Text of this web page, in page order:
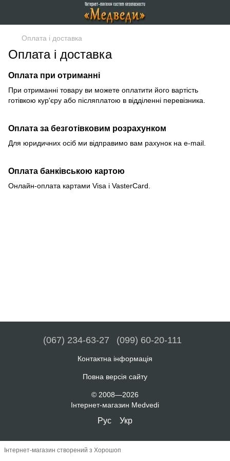
Оплата і доставка
Оплата і доставка
Оплата при отриманні
При отриманні товару ви можете оплатити його вартість
готівкою кур'єру або післяплатою в відділенні перевізника.
Оплата за безготівковим розрахунком
Для юридичних осіб ми відправимо вам рахунок на e-mail.
Оплата банківською картою
Онлайн-оплата картами Visa і VasterCard.
(067) 234-63-27 (099) 60-20-111
Контактна інформація
Повна версія сайту
© 2008—2026
Інтернет-магазин Medvedi
Рус Укр
Інтернет-магазин створений з Хорошоп